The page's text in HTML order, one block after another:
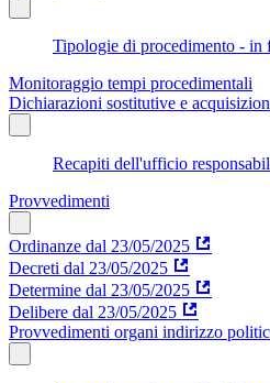
Tipologie di procedimento - in
Monitoraggio tempi procedimentali
Dichiarazioni sostitutive e
Recapiti dell'ufficio
Provvedimenti
Ordinanze dal 23/05/2025
Decreti dal 23/05/2025
Determine dal 23/05/2025
Delibere dal 23/05/2025
Provvedimenti organi indirizzo